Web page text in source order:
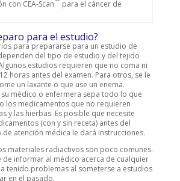
con CEA-Scan
para el cáncer de
para el estudio?
para prepararse para un estudio de
del tipo de estudio y del tejido
estudios requieren que no coma ni
horas antes del examen. Para otros, se le
un laxante o que use un enema.
médico o enfermera sepa todo lo que
los medicamentos que no requieren
y las hierbas. Es posible que necesite
(con y sin receta) antes del
de atención médica le dará instrucciones.
materiales radiactivos son poco comunes.
de informar al médico acerca de cualquier
tenido problemas al someterse a estudios
en el pasado.